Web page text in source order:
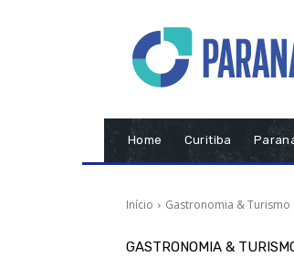
Home Curitiba
Início Gastronomia & Turismo
GASTRONOMIA &